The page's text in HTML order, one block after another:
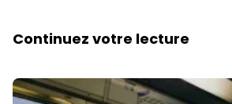
Continuez votre lecture